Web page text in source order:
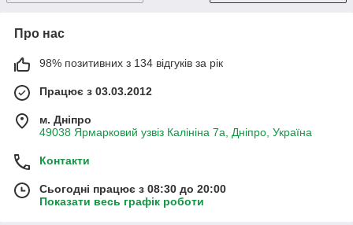
Про нас
98% позитивних з 134 відгуків за рік
Працює з 03.03.2012
м. Дніпро
49038 Ярмарковий узвіз Калініна 7а, Дніпро, Україна
Контакти
Сьогодні працює з 08:30 до 20:00
Показати весь графік роботи